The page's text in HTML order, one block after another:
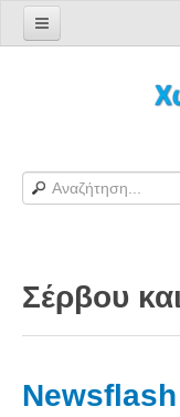
Φόρμα εγγραφής
H Ιστοσελίδα μας
Αράπηδες
Σέρβου - Δορυφορική
Σέρβου